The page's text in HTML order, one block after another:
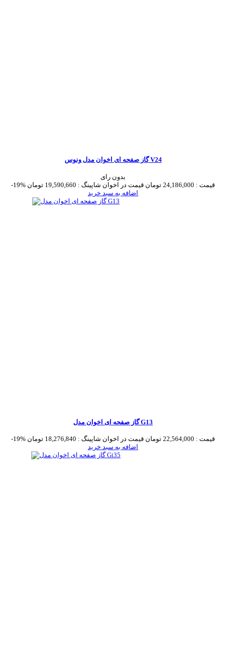
گاز صفحه ای اخوان مدل ونوس V24
بدون رای
-19%
قیمت : 24,186,000 تومان قیمت در اخوان شاپینگ : 19,590,660 تومان
اضافه به سبد خرید
گاز صفحه ای اخوان مدل G13
-19% قیمت : 22,564,000 تومان قیمت در اخوان شاپینگ : 18,276,840 تومان
اضافه به سبد خرید